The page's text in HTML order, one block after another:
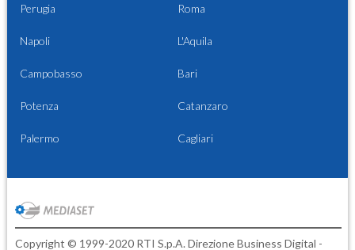
Perugia Roma
Napoli L'Aquila
Campobasso Bari
Potenza Catanzaro
Palermo Cagliari
Copyright © 1999-2020 RTI S.p.A. Direzione Business Digital -